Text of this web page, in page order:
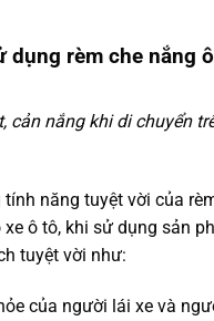
dụng rèm che nắng
cản nắng khi di chuyển
năng tuyệt vời của
ô tô, khi sử dụng sản
tuyệt vời như:
của người lái xe và